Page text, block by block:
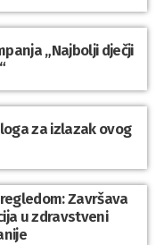
„Najbolji dječji
za izlazak ovog
Završava
u zdravstveni